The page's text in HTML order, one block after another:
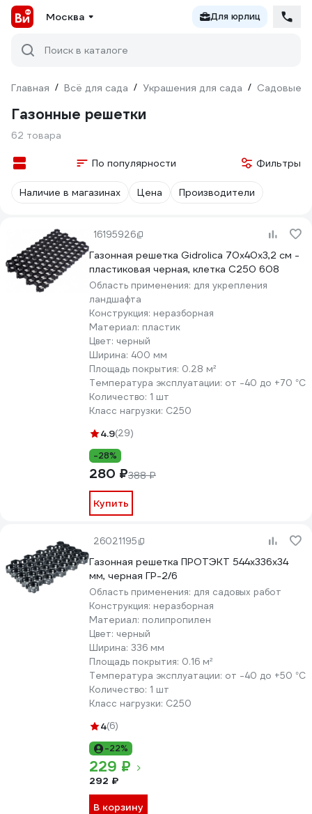
Москва Для юрлиц
Поиск в каталоге
Главная / Всё для сада / Украшения для сада / Садовые
Газонные решетки
62 товара
По популярности Фильтры
Наличие в магазинах Цена Производители
16195926
Газонная решетка Gidrolica 70х40х3,2 см -
пластиковая черная, клетка С250 608
Область применения: для укрепления
ландшафта
Конструкция: неразборная
Материал: пластик
Цвет: черный
Ширина: 400 мм
Площадь покрытия: 0.28 м²
Температура эксплуатации: от -40 до +70 °С
Количество: 1 шт
Класс нагрузки: С250
4.9(29)
-28%
280 ₽388 ₽
Купить
26021195
Газонная решетка ПРОТЭКТ 544х336х34
мм, черная ГР-2/6
Область применения: для садовых работ
Конструкция: неразборная
Материал: полипропилен
Цвет: черный
Ширина: 336 мм
Площадь покрытия: 0.16 м²
Температура эксплуатации: от -40 до +50 °С
Количество: 1 шт
Класс нагрузки: С250
4(6)
-22%
229 ₽
292 ₽
В корзину